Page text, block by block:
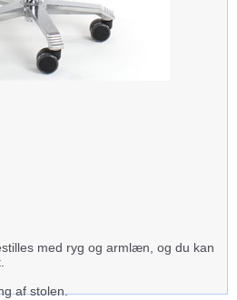
med ryg og armlæn, og du kan
af stolen.